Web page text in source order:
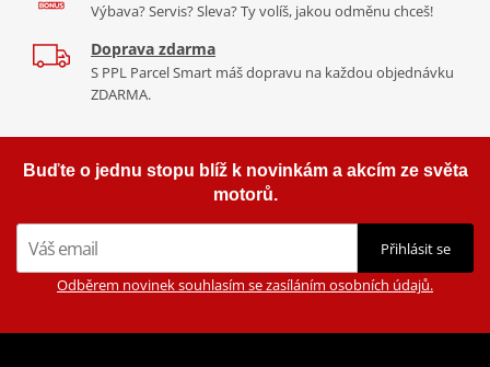
Výbava? Servis? Sleva? Ty volíš, jakou odměnu chceš!
Doprava zdarma
S PPL Parcel Smart máš dopravu na každou objednávku
ZDARMA.
Buďte o jednu stopu blíž k novinkám a akcím ze světa
motorů.
Přihlásit se
Odběrem novinek souhlasím se zasíláním osobních údajů.